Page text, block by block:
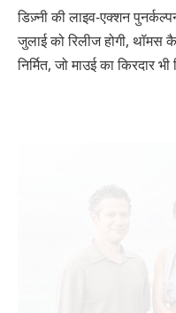
डिज़्नी की लाइव-एक्शन
जुलाई को रिलीज होगी, थॉमस
निर्मित, जो माउई का किरदार भी